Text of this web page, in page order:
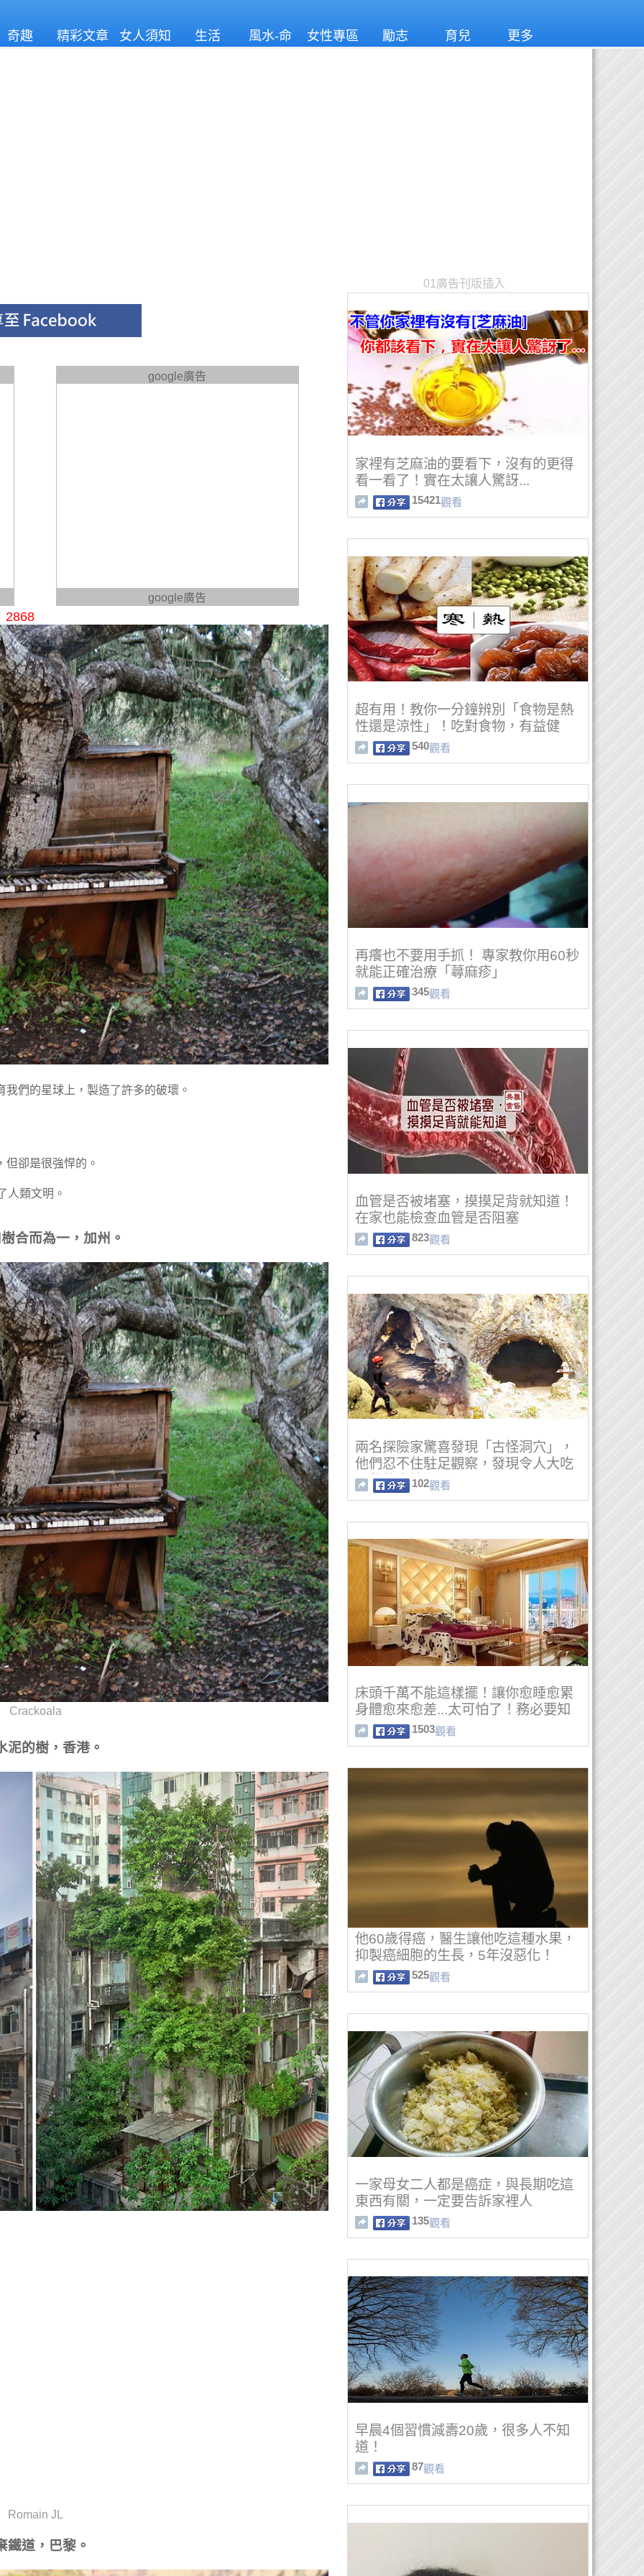
奇趣 精彩文章 女人須知 生活
風水-命
女性專區 勵志 育兒 更多
google廣告
google廣告
2868
們的星球上，製造了許多的破壞。
卻是很強悍的。
人類文明。
合而為一，加州。
Crackoala
泥的樹，香港。
Romain JL
鐵道，巴黎。
01廣告刊版插入
家裡有芝麻油的要看下，沒有的更得
看一看了！實在太讓人驚訝...
15421觀看
超有用！教你一分鐘辨別「食物是熱
性還是涼性」！吃對食物，有益健
康！
540觀看
再癢也不要用手抓！ 專家教你用60秒
就能正確治療「蕁麻疹」
345觀看
血管是否被堵塞，摸摸足背就知道！
在家也能檢查血管是否阻塞
823觀看
兩名探險家驚喜發現「古怪洞穴」，
他們忍不住駐足觀察，發現令人大吃
一驚的事情！
102觀看
床頭千萬不能這樣擺！讓你愈睡愈累
身體愈來愈差...太可怕了！務必要知
道！
1503觀看
他60歲得癌，醫生讓他吃這種水果，
抑製癌細胞的生長，5年沒惡化！
525觀看
一家母女二人都是癌症，與長期吃這
東西有關，一定要告訴家裡人
135觀看
早晨4個習慣減壽20歲，很多人不知
道！
87觀看